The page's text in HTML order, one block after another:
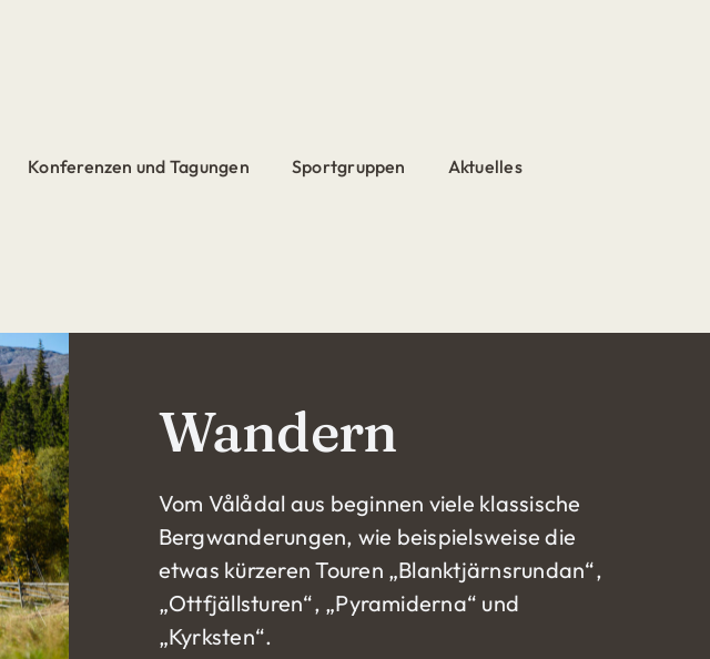
Konferenzen und Tagungen Sportgruppen Aktuelles
Wandern
Vom Vålådal aus beginnen viele klassische
Bergwanderungen, wie beispielsweise die
etwas kürzeren Touren „Blanktjärnsrundan“,
„Ottfjällsturen“, „Pyramiderna“ und
„Kyrksten“.